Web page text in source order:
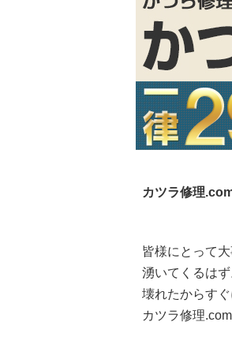
カツラ修理
皆様にとって
湧いてくるはず
壊れたからす
カツラ修理